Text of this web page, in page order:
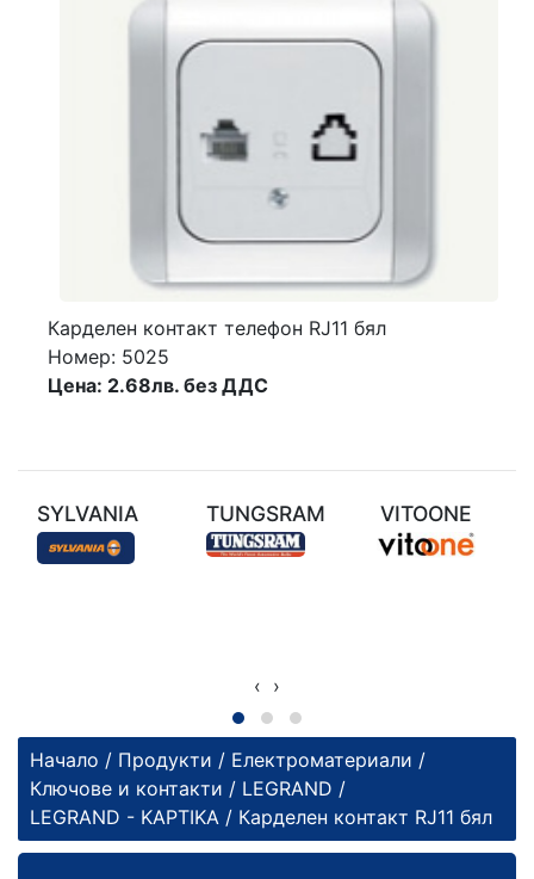
Карделен контакт телефон RJ11 бял
Номер: 5025
Цена: 2.68лв. без ДДС
SYLVANIA TUNGSRAM VITOONE
‹ ›
Начало / Продукти / Електроматериали /
Ключове и контакти / LEGRAND /
LEGRAND - KAPTIKA / Карделен контакт RJ11 бял